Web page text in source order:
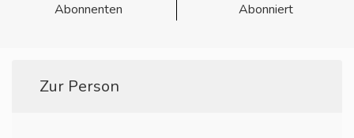
Abonnenten
Abonniert
Zur Person